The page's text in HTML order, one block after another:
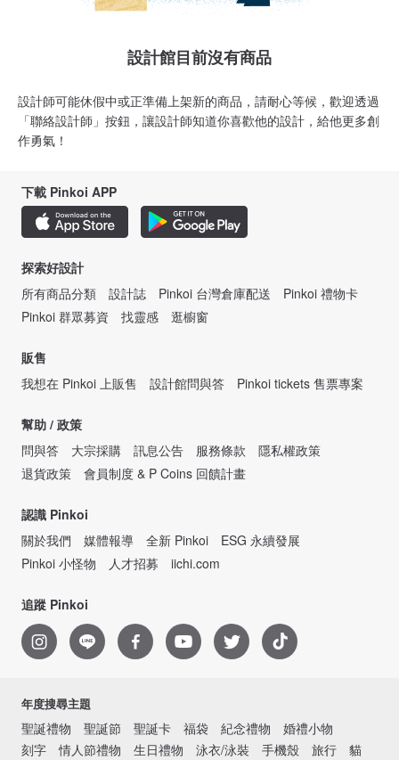
設計館目前沒有商品
設計師可能休假中或正準備上架新的商品，請耐心等候，歡迎透過
「聯絡設計師」按鈕，讓設計師知道你喜歡他的設計，給他更多創
作勇氣！
下載 Pinkoi APP
探索好設計
所有商品分類
設計誌 Pinkoi 台灣倉庫配送
Pinkoi 禮物卡
Pinkoi 群眾募資
找靈感 逛櫥窗
販售
我想在 Pinkoi 上販售
設計館問與答 Pinkoi tickets 售票專案
幫助 / 政策
問與答
大宗採購 訊息公告 服務條款
隱私權政策
退貨政策
會員制度 & P Coins 回饋計畫
認識 Pinkoi
關於我們
媒體報導 全新 Pinkoi
ESG 永續發展
Pinkoi 小怪物
人才招募 iichi.com
追蹤 Pinkoi
年度搜尋主題
聖誕禮物 聖誕節 聖誕卡 福袋 紀念禮物
婚禮小物
刻字
情人節禮物 生日禮物 泳衣/泳裝 手機殼 旅行 貓